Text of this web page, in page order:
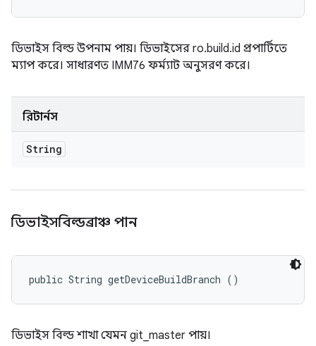
ডিভাইস বিল্ড উপনাম পায়। ডিভাইসের ro.build.id প্রপার্টিতে
ম্যাপ করে। সাধারণত IMM76 ফর্ম্যাট অনুসরণ করে।
রিটার্নস
String
ডিভাইসবিল্ডব্রাঞ্চ পান
public String getDeviceBuildBranch ()
ডিভাইস বিল্ড শাখা যেমন git_master পায়।